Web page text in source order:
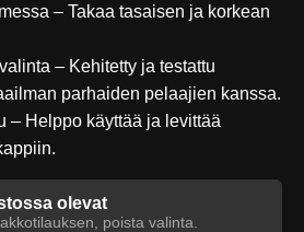
– Takaa tasaisen ja korkean
– Kehitetty ja testattu
parhaiden pelaajien kanssa.
– Helppo käyttää ja levittää
olevat
poista valinta.